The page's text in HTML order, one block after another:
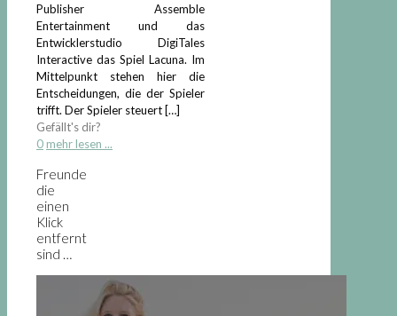
Publisher Assemble
Entertainment und das
Entwicklerstudio DigiTales
Interactive das Spiel Lacuna. Im
Mittelpunkt stehen hier die
Entscheidungen, die der Spieler
trifft. Der Spieler steuert[…]
Gefällt's dir?
0 mehr lesen ...
Freunde
die
einen
Klick
entfernt
sind …